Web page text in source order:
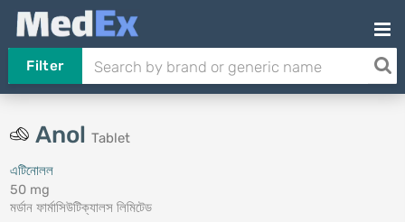
Filter
Anol Tablet
এটিনোলল
50 mg
মর্ডান ফার্মাসিউটিক্যালস লিমিটেড